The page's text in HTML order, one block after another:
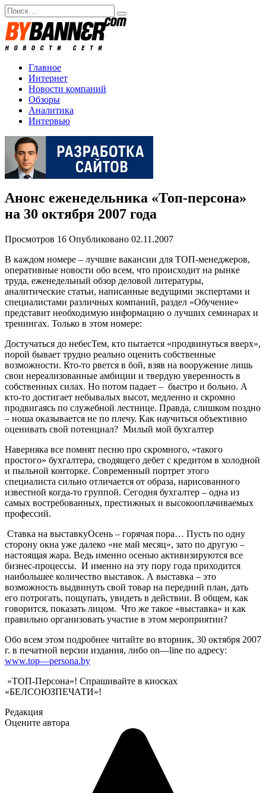
Перейти
к
содержанию
Search
for:
Главное
Интернет
Новости компаний
Обзоры
Аналитика
Интервью
Анонс еженедельника «Топ-персона»
на 30 октября 2007 года
Просмотров 16 Опубликовано 02.11.2007
В каждом номере – лучшие вакансии для ТОП-менеджеров,
оперативные новости обо всем, что происходит на рынке
труда, еженедельный обзор деловой литературы,
аналитические статьи, написанные ведущими экспертами и
специалистами различных компаний, раздел «Обучение»
представит необходимую информацию о лучших семинарах и
тренингах. Только в этом номере:
Достучаться до небесТем, кто пытается «продвинуться вверх»,
порой бывает трудно реально оценить собственные
возможности. Кто-то рвется в бой, взяв на вооружение лишь
свои нереализованные амбиции и твердую уверенность в
собственных силах. Но потом падает – быстро и больно. А
кто-то достигает небывалых высот, медленно и скромно
продвигаясь по служебной лестнице. Правда, слишком поздно
– ноша оказывается не по плечу. Как научиться объективно
оценивать свой потенциал? Милый мой бухгалтер
Наверняка все помнят песню про скромного, «такого
простого» бухгалтера, сводящего дебет с кредитом в холодной
и пыльной конторке. Современный портрет этого
специалиста сильно отличается от образа, нарисованного
известной когда-то группой. Сегодня бухгалтер – одна из
самых востребованных, престижных и высокооплачиваемых
профессий.
Ставка на выставкуОсень – горячая пора… Пусть по одну
сторону окна уже далеко «не май месяц», зато по другую –
настоящая жара. Ведь именно осенью активизируются все
бизнес-процессы. И именно на эту пору года приходится
наибольшее количество выставок. А выставка – это
возможность выдвинуть свой товар на передний план, дать
его потрогать, пощупать, увидеть в действии. В общем, как
говорится, показать лицом. Что же такое «выставка» и как
правильно организовать участие в этом мероприятии?
Обо всем этом подробнее читайте во вторник, 30 октября 2007
г. в печатной версии издания, либо on—line по адресу:
www.top—persona.by
«ТОП-Персона»! Спрашивайте в киосках
«БЕЛСОЮЗПЕЧАТИ»!
Редакция
Оцените автора